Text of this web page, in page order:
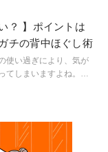
？ 】ポイントは
チの背中ほぐし術
使い過ぎにより、気が
てしまいますよね。大